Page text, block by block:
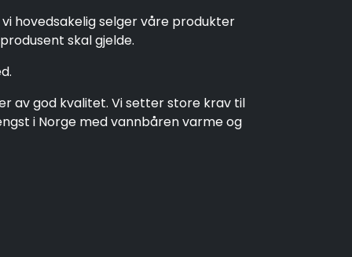
hovedsakelig selger våre produkter
skal gjelde.
av god kvalitet. Vi setter store krav til
i Norge med vannbåren varme og